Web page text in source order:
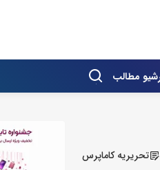
مطالب
تحریریه کاماپرس